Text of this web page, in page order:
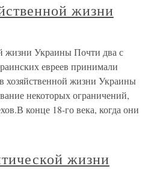
жизни
жизни Украины Почти два с
евреев принимали
хозяйственной жизни Украины
некоторых ограничений,
конце 18-го века, когда они
жизни